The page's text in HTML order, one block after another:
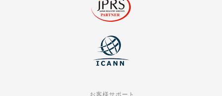
お客様サポート